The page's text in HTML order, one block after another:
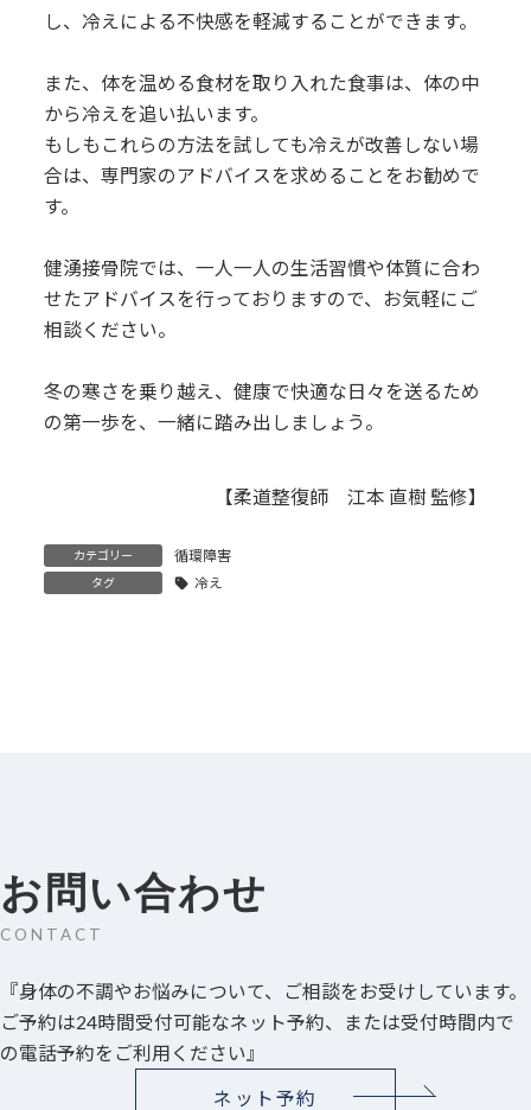
し、冷えによる不快感を軽減することができます。
また、体を温める食材を取り入れた食事は、体の中
から冷えを追い払います。
もしもこれらの方法を試しても冷えが改善しない場
合は、専門家のアドバイスを求めることをお勧めで
す。
健湧接骨院では、一人一人の生活習慣や体質に合わ
せたアドバイスを行っておりますので、お気軽にご
相談ください。
冬の寒さを乗り越え、健康で快適な日々を送るため
の第一歩を、一緒に踏み出しましょう。
【柔道整復師 江本 直樹 監修】
カテゴリー 循環障害
タグ 冷え
お問い合わせ
CONTACT
『身体の不調やお悩みについて、ご相談をお受けしています。
ご予約は24時間受付可能なネット予約、または受付時間内で
の電話予約をご利用ください』
ネット予約